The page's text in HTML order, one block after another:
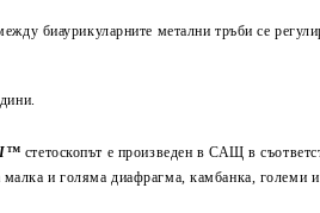
биаурикуларните метални тръби се
стетоскопът е произведен в САЩ в
и голяма диафрагма, камбанка, големи